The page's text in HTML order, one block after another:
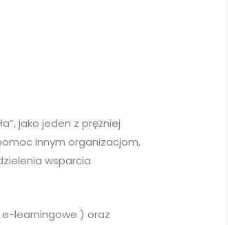
jako jeden z prężniej
innym organizacjom,
wsparcia
learningowe ) oraz